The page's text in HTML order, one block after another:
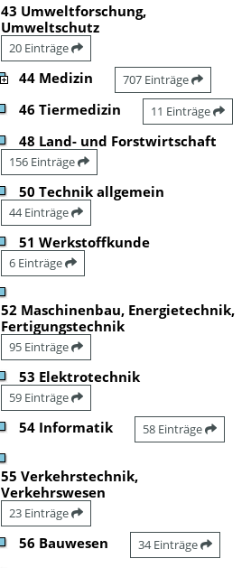
43 Umweltforschung,
Umweltschutz
20 Einträge
44 Medizin 707 Einträge
46 Tiermedizin 11 Einträge
48 Land- und Forstwirtschaft
156 Einträge
50 Technik allgemein
44 Einträge
51 Werkstoffkunde
6 Einträge
52 Maschinenbau, Energietechnik,
Fertigungstechnik
95 Einträge
53 Elektrotechnik
59 Einträge
54 Informatik 58 Einträge
55 Verkehrstechnik,
Verkehrswesen
23 Einträge
56 Bauwesen 34 Einträge